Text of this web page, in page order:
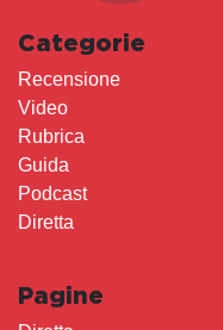
Categorie
Recensione
Video
Rubrica
Guida
Podcast
Diretta
Pagine